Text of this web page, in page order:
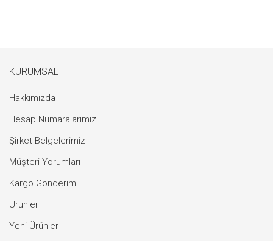
KURUMSAL
Hakkımızda
Hesap Numaralarımız
Şirket Belgelerimiz
Müşteri Yorumları
Kargo Gönderimi
Ürünler
Yeni Ürünler